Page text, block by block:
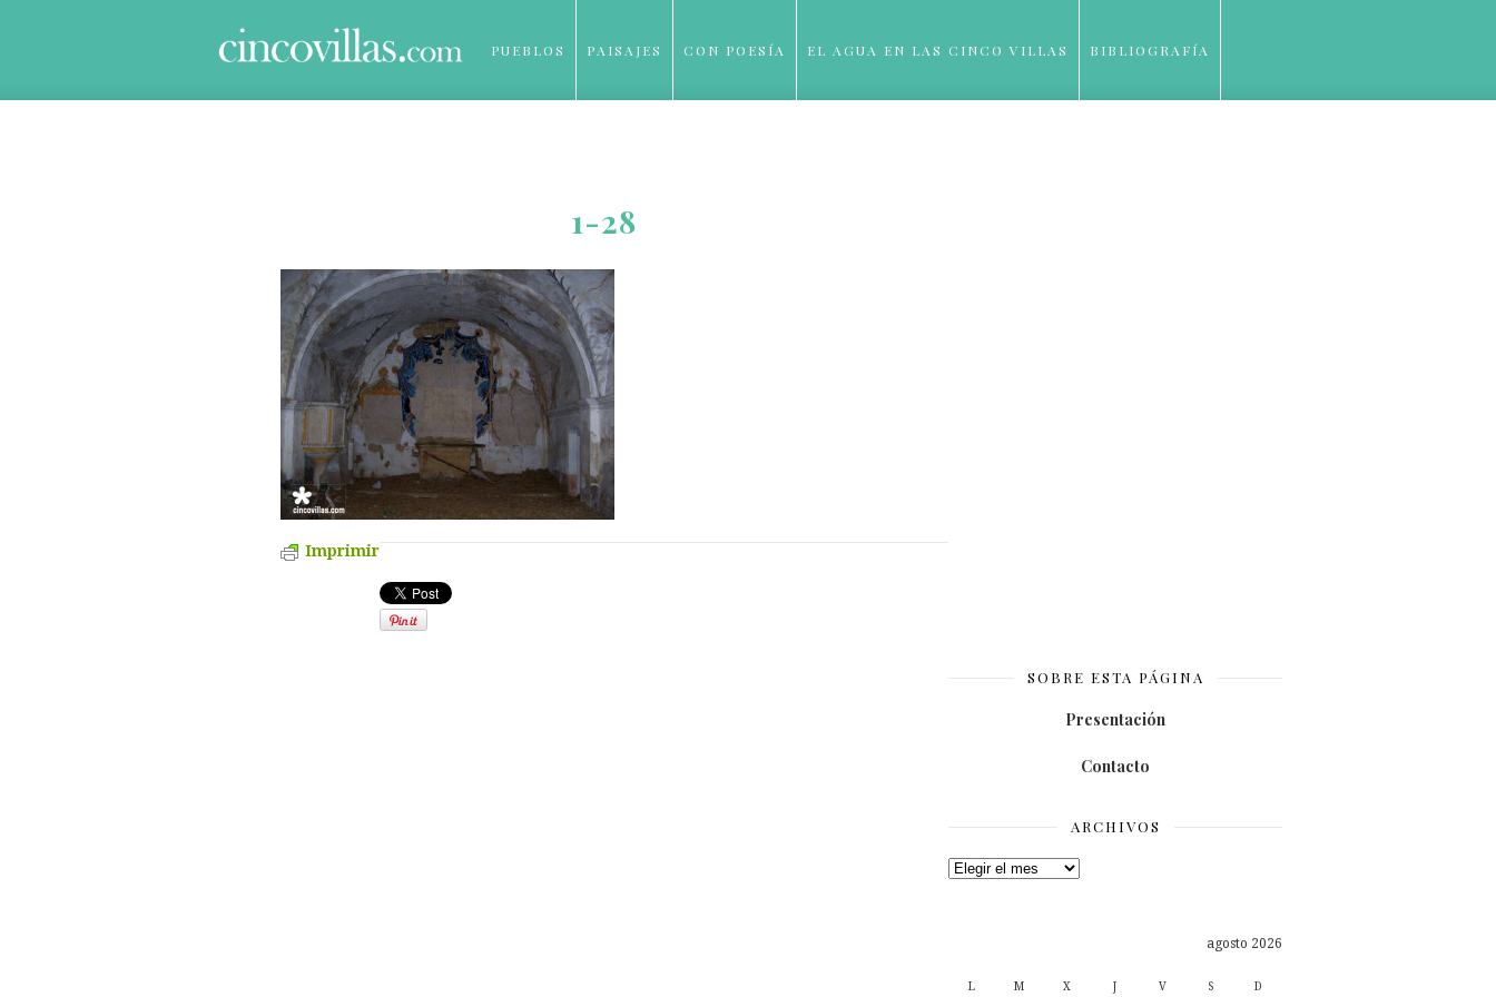
PUEBLOS PAISAJES CON POESÍA EL AGUA EN LAS CINCO VILLAS BIBLIOGRAFÍA
1-28
Imprimir
SOBRE ESTA PÁGINA
Presentación
Contacto
ARCHIVOS
Archivos
agosto 2026
L M X J V S D